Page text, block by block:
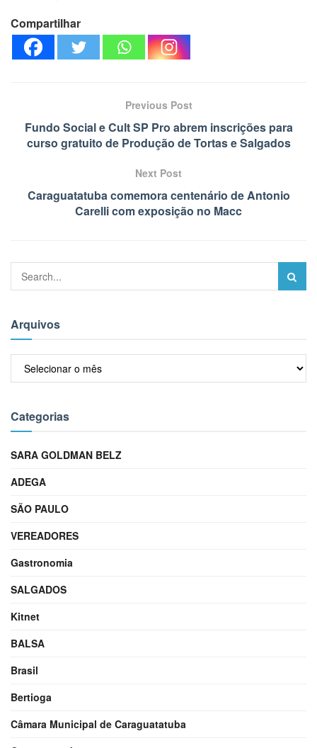
Compartilhar
Previous Post
Fundo Social e Cult SP Pro abrem inscrições para
curso gratuito de Produção de Tortas e Salgados
Next Post
Caraguatatuba comemora centenário de Antonio
Carelli com exposição no Macc
Arquivos
Categorias
SARA GOLDMAN BELZ
ADEGA
SÃO PAULO
VEREADORES
Gastronomia
SALGADOS
Kitnet
BALSA
Brasil
Bertioga
Câmara Municipal de Caraguatatuba